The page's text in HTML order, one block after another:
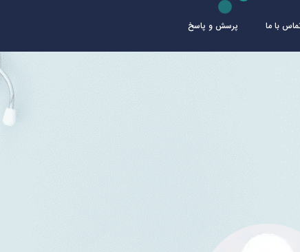
با ما پرسش و پاسخ